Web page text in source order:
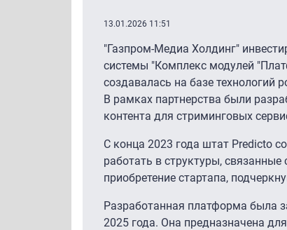
13.01.2026 11:51
"Газпром-Медиа Холдинг"
системы "Комплекс модулей
создавалась на базе технологий
В рамках партнерства были
контента для стриминговых
С конца 2023 года штат Predicto
работать в структуры,
приобретение стартапа,
Разработанная платформа была
2025 года. Она предназначена